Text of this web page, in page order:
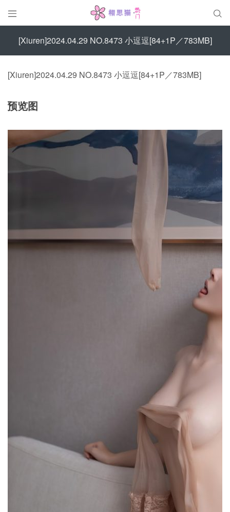
 
[Xiuren]2024.04.29 NO.8473 小逗逗[84+1P／783MB]
[Xiuren]2024.04.29 NO.8473 小逗逗[84+1P／783MB]
预览图